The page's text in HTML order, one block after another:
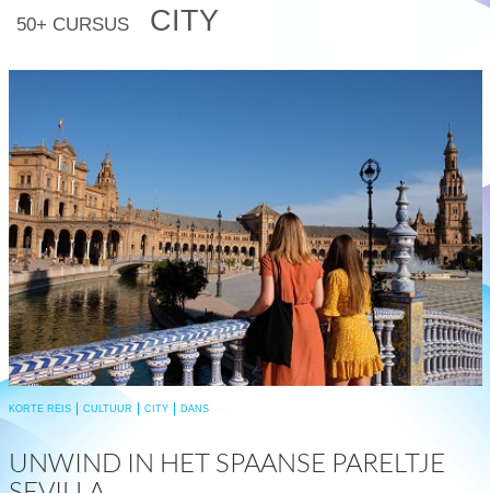
50+ CURSUS CITY
KORTE REIS CULTUUR CITY DANS
UNWIND IN HET SPAANSE PARELTJE